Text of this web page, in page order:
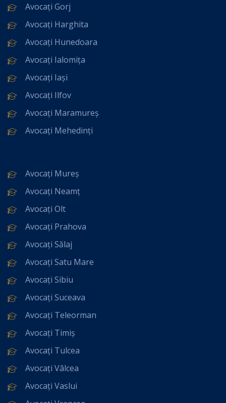
Avocați Gorj
Avocați Harghita
Avocați Hunedoara
Avocați Ialomița
Avocați Iași
Avocați Ilfov
Avocați Maramureș
Avocați Mehedinți
Avocați Mureș
Avocați Neamț
Avocați Olt
Avocați Prahova
Avocați Sălaj
Avocați Satu Mare
Avocați Sibiu
Avocați Suceava
Avocați Teleorman
Avocați Timiș
Avocați Tulcea
Avocați Vâlcea
Avocați Vaslui